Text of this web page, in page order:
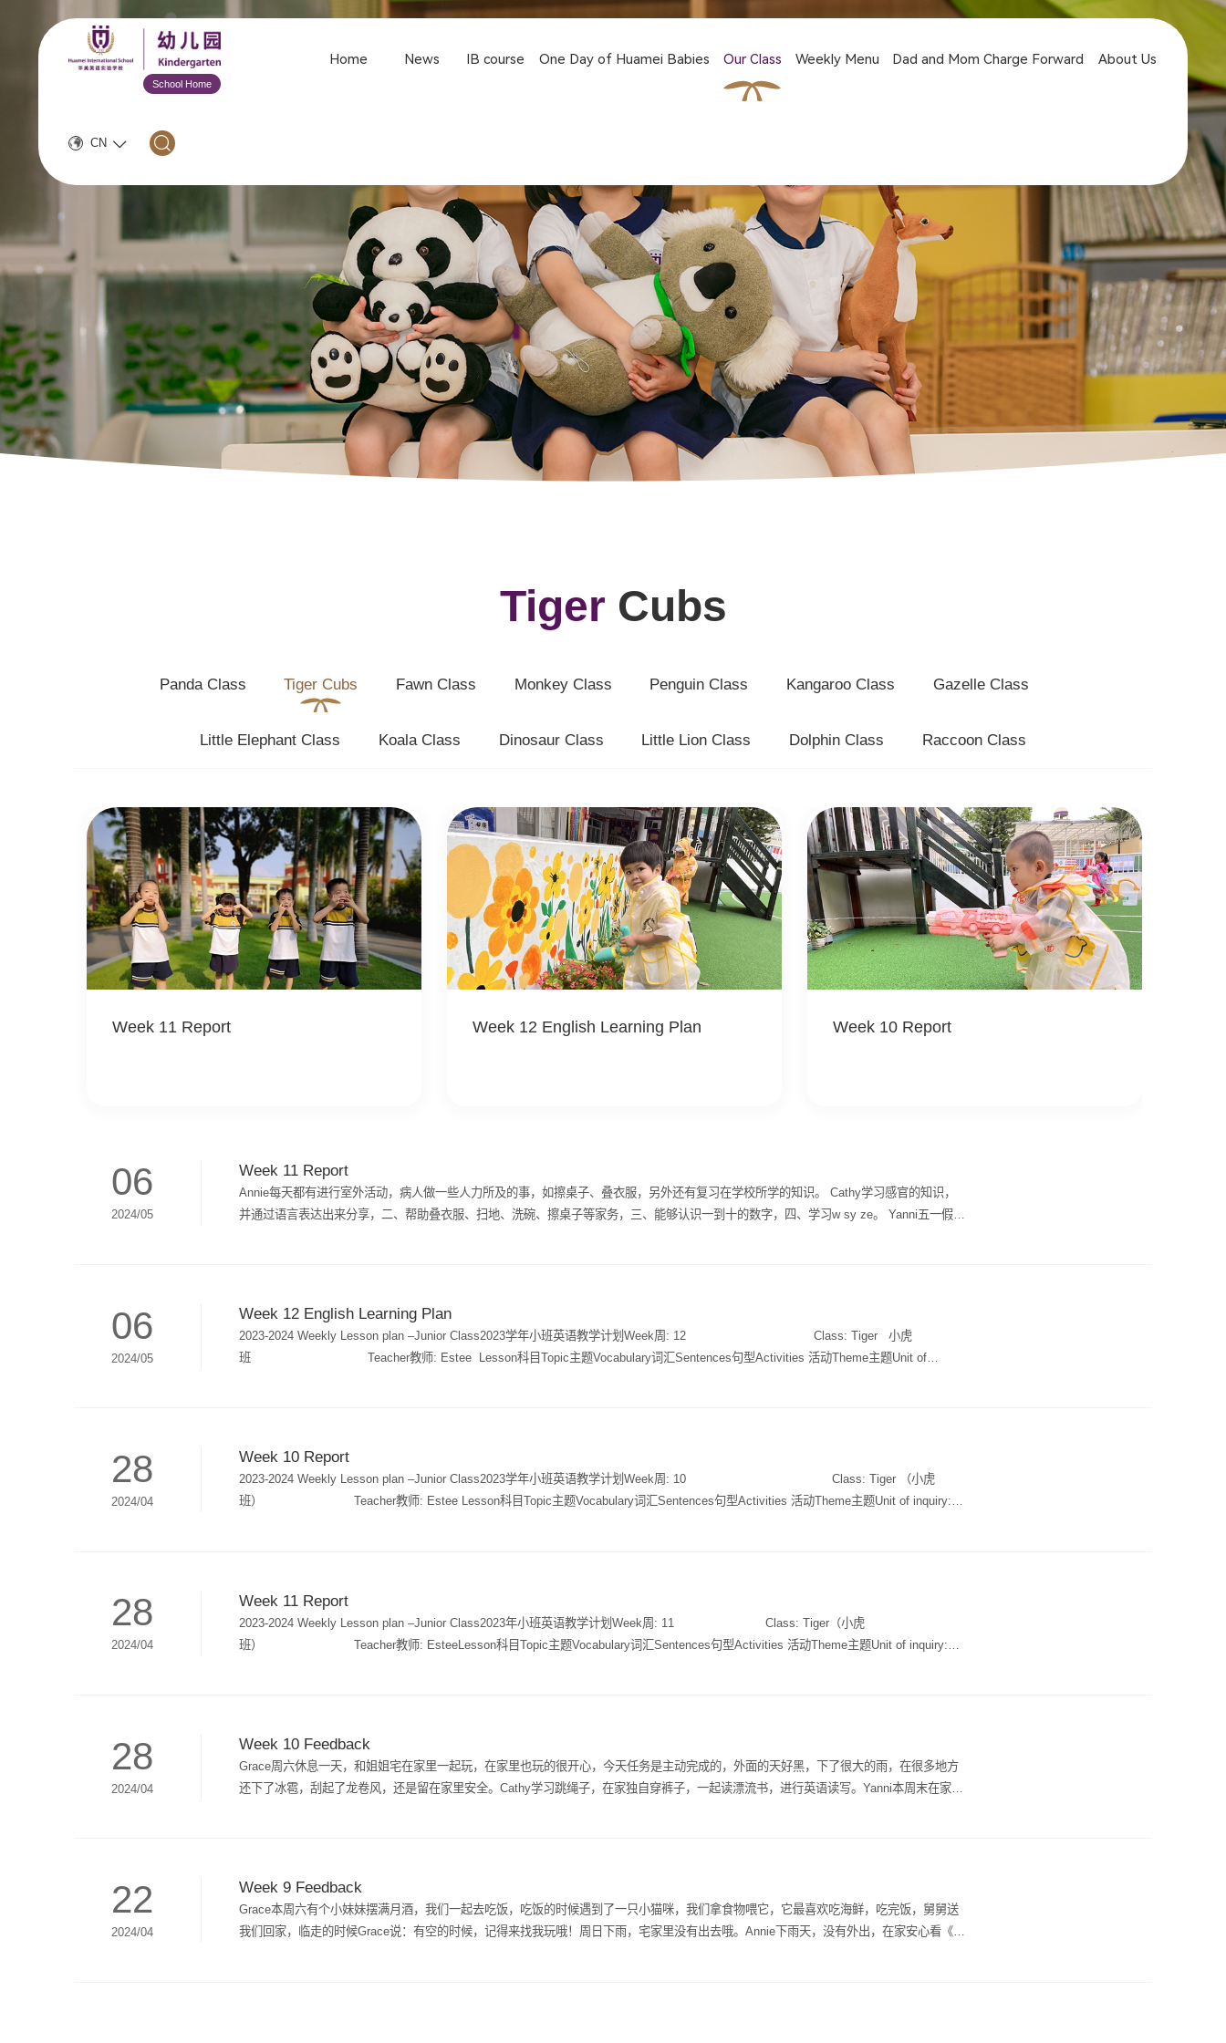
School Home
Home News IB course One Day of Huamei Babies Our Class Weekly Menu Dad and Mom Charge Forward About Us
CN
Tiger Cubs
Panda Class Tiger Cubs Fawn Class Monkey Class Penguin Class Kangaroo Class Gazelle Class
Little Elephant Class Koala Class Dinosaur Class Little Lion Class Dolphin Class Raccoon Class
Week 11 Report Week 12 English Learning Plan Week 10 Report
06
2024/05
Week 11 Report
Annie每天都有进行室外活动，病人做一些人力所及的事，如擦桌子、叠衣服，另外还有复习在学校所学的知识。 Cathy学习感官的知识，
并通过语言表达出来分享，二、帮助叠衣服、扫地、洗碗、擦桌子等家务，三、能够认识一到十的数字，四、学习w sy ze。 Yanni五一假期
06
2024/05
Week 12 English Learning Plan
2023-2024 Weekly Lesson plan –Junior Class2023学年小班英语教学计划Week周: 12 Class: Tiger 小虎
班 Teacher教师: Estee Lesson科目Topic主题Vocabulary词汇Sentences句型Activities 活动Theme主题Unit of
pear苹果，香蕉，橙子，草莓，芒果，柠檬，梨I like apples, I don’t like bananas我喜欢苹果，我不喜欢香蕉。PPT, Flashcards,
DIYPPT，手电筒，DIYStory故事The little red riding hood.《小红帽》 Grandma, wolf, red riding hood, woods. 外婆，狼，小红帽，树林。
Q: Is the wolf dressed as the grandma?问：狼会打扮成外婆吗？PPTPhonics/ABC/Sight words自然拼读/字母/高频词Phonics/alphabet 语
(years old).答：我3岁了。 A: It is rainy.答：小雨天。Q: what’s your favourite 问：你最喜欢什么动物？Q: What's this?问：这是什么?
A: My favourite animal is a monkey答：我喜欢的动物是猴子。A: It's a (bag).答：它是一个包包。Count 1-15 从1数到15Thank
you.谢谢。
28
2024/04
Week 10 Report
2023-2024 Weekly Lesson plan –Junior Class2023学年小班英语教学计划Week周: 10 Class: Tiger （小虎
班） Teacher教师: Estee Lesson科目Topic主题Vocabulary词汇Sentences句型Activities 活动Theme主题Unit of inquiry:
IWB, Flashcards, Realia白板、闪卡、教具Story故事Baby bear, baby bear, what do you see?《小熊，小熊，你看到了什么？》The Billy
Goats Gruff《粗暴的比利山羊》Baby, bear, brown.婴儿，熊，棕色Bridge, goats, troll.桥，山羊，巨魔 Q: What do you see?A: I see a
red fox. 问： 你看到了什么？答： 我看到一只红狐狸。Q: How many goats are there?A: There are 3 goats. Q： 有多少只山羊？A： 有3只
日英语Q: How old are you?你多大了？ Q:How’s the weather?天气怎么样？A: I am 3 (years old). 我3岁了 A: It is rainy.
下雨了A: It's (Blue).它是蓝色。 Q: What's this?这是什么？A: It's a (bag).这是一个包。Count 1-15从1数到15.Thank you.谢谢。
28
2024/04
Week 11 Report
2023-2024 Weekly Lesson plan –Junior Class2023年小班英语教学计划Week周: 11 Class: Tiger（小虎
班） Teacher教师: EsteeLesson科目Topic主题Vocabulary词汇Sentences句型Activities 活动Theme主题Unit of inquiry:
dressed as the grandma?问：狼打扮成外婆的样子了吗？PPT课件Phonics/ABC/Sight words自然拼读/字母/高频词Phonics/alphabet 自然
拼读/字母Aa-EeAa- apple 苹果Bb - ball 球Cc - cat 猫Dd - dog 狗Ee- elephant 大象IWB, Flashcards白板，闪卡Songs歌曲Goodbye
song《再见歌》 The banana song《香蕉之歌》How’s the weather?《天气歌》 I see something blue《我看到蓝色的东西》Open shut
(bag).这是一个包。Count 1-15从1数到15.Thank you.谢谢。
28
2024/04
Week 10 Feedback
Grace周六休息一天，和姐姐宅在家里一起玩，在家里也玩的很开心，今天任务是主动完成的，外面的天好黑，下了很大的雨，在很多地方
还下了冰雹，刮起了龙卷风，还是留在家里安全。Cathy学习跳绳子，在家独自穿裤子，一起读漂流书，进行英语读写。Yanni本周末在家，
22
2024/04
Week 9 Feedback
Grace本周六有个小妹妹摆满月酒，我们一起去吃饭，吃饭的时候遇到了一只小猫咪，我们拿食物喂它，它最喜欢吃海鲜，吃完饭，舅舅送
我们回家，临走的时候Grace说：有空的时候，记得来找我玩哦！周日下雨，宅家里没有出去哦。Annie下雨天，没有外出，在家安心看《贝